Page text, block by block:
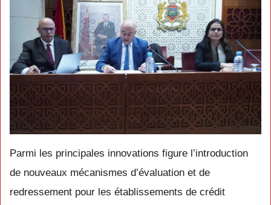
Parmi les principales innovations figure l’introduction
de nouveaux mécanismes d’évaluation et de
redressement pour les établissements de crédit